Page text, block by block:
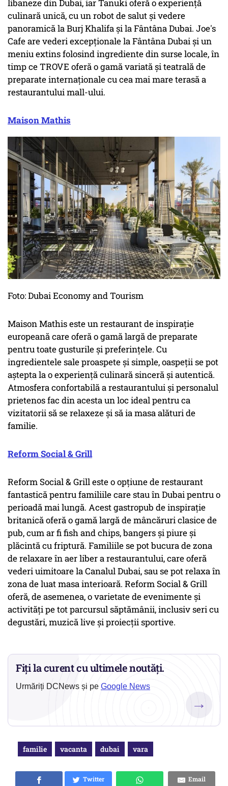
libaneze din Dubai, iar Tanuki oferă o experiență
culinară unică, cu un robot de salut și vedere
panoramică la Burj Khalifa și la Fântâna Dubai. Joe's
Cafe are vederi excepționale la Fântâna Dubai și un
meniu extins folosind ingrediente din surse locale, în
timp ce TROVE oferă o gamă variată și teatrală de
preparate internaționale cu cea mai mare terasă a
restaurantului mall-ului.
Maison Mathis
Foto: Dubai Economy and Tourism
Maison Mathis este un restaurant de inspirație
europeană care oferă o gamă largă de preparate
pentru toate gusturile și preferințele. Cu
ingredientele sale proaspete și simple, oaspeții se pot
aștepta la o experiență culinară sinceră și autentică.
Atmosfera confortabilă a restaurantului și personalul
prietenos fac din acesta un loc ideal pentru ca
vizitatorii să se relaxeze și să ia masa alături de
familie.
Reform Social & Grill
Reform Social & Grill este o opțiune de restaurant
fantastică pentru familiile care stau în Dubai pentru o
perioadă mai lungă. Acest gastropub de inspirație
britanică oferă o gamă largă de mâncăruri clasice de
pub, cum ar fi fish and chips, bangers și piure și
plăcintă cu friptură. Familiile se pot bucura de zona
de relaxare în aer liber a restaurantului, care oferă
vederi uimitoare la Canalul Dubai, sau se pot relaxa în
zona de luat masa interioară. Reform Social & Grill
oferă, de asemenea, o varietate de evenimente și
activități pe tot parcursul săptămânii, inclusiv seri cu
degustări, muzică live și proiecții sportive.
Fiți la curent cu ultimele noutăți.
Urmăriți DCNews și pe Google News
→
familie vacanta dubai vara
Twitter
Email